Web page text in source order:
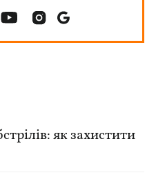
як захистити